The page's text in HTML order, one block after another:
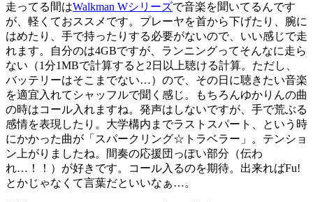
走ってる間はWalkman Wシリーズで音楽を聞いてるんです
が、軽くておススメです。プレーヤを首から下げたり、腕に
はめたり、手で持ったりする必要がないので、いい感じで走
れます。自分のは4GBですが、ランニングってそんなに走ら
ない（1分1MBで計算すると2日以上聴ける計算。ただし、
バッテリーはそこまでない…）ので、その日に聴きたい音楽
を適宜入れてシャッフルで聞く感じ。もちろんゆかりんの曲
の時はコール入れますね。発声はしないですが、手で荒ぶる
感情を表現したり。大学構内までラストスパート、という時
にかかった曲が「スパークリング☆トラベラー」。テンショ
ン上がりましたね。間奏の応援団っぽい部分（伝わ
れ…！！）が好きです。コール入るのを期待。出来ればFu!
とかじゃなくて言葉だといいなぁ…。